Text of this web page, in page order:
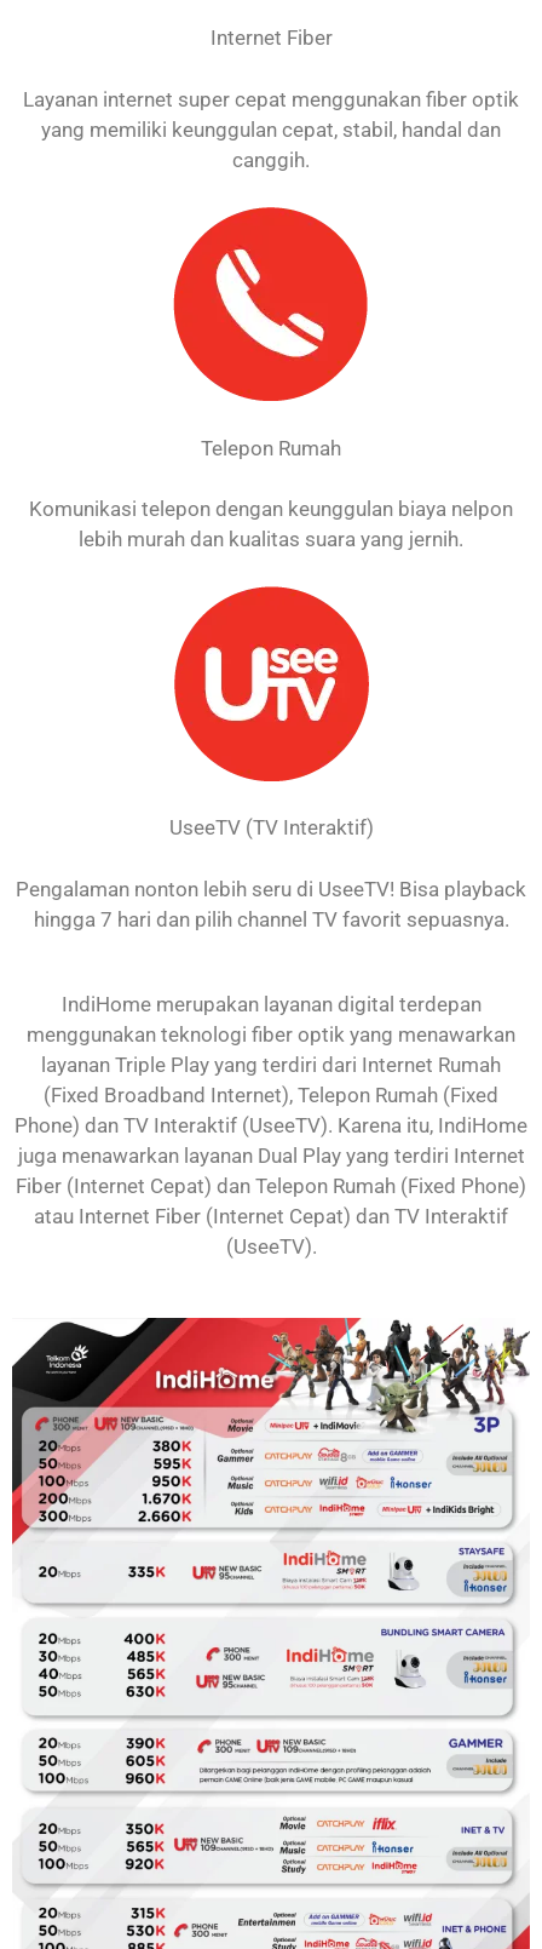
Internet Fiber
Layanan internet super cepat menggunakan fiber optik
yang memiliki keunggulan cepat, stabil, handal dan
canggih.
Telepon Rumah
Komunikasi telepon dengan keunggulan biaya nelpon
lebih murah dan kualitas suara yang jernih.
UseeTV (TV Interaktif)
Pengalaman nonton lebih seru di UseeTV! Bisa playback
hingga 7 hari dan pilih channel TV favorit sepuasnya.
IndiHome merupakan layanan digital terdepan
menggunakan teknologi fiber optik yang menawarkan
layanan Triple Play yang terdiri dari Internet Rumah
(Fixed Broadband Internet), Telepon Rumah (Fixed
Phone) dan TV Interaktif (UseeTV). Karena itu, IndiHome
juga menawarkan layanan Dual Play yang terdiri Internet
Fiber (Internet Cepat) dan Telepon Rumah (Fixed Phone)
atau Internet Fiber (Internet Cepat) dan TV Interaktif
(UseeTV).